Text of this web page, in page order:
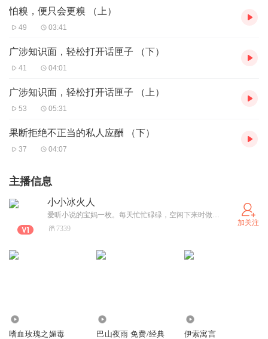
怕糗，便只会更糗 （上）
49 03:41
广涉知识面，轻松打开话匣子 （下）
41 04:01
广涉知识面，轻松打开话匣子 （上）
53 05:31
果断拒绝不正当的私人应酬 （下）
37 04:07
主播信息
小小冰火人
爱听小说的宝妈一枚。每天忙忙碌碌，空闲下来时做点自己喜欢的事。新手小白，欢迎提出宝贵意见或建议，但不喜勿喷。
7339
加关注
嗜血玫瑰之媚毒 巴山夜雨 免费/经典 伊索寓言